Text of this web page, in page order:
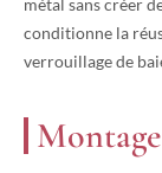
métal sans créer
conditionne la
verrouillage de